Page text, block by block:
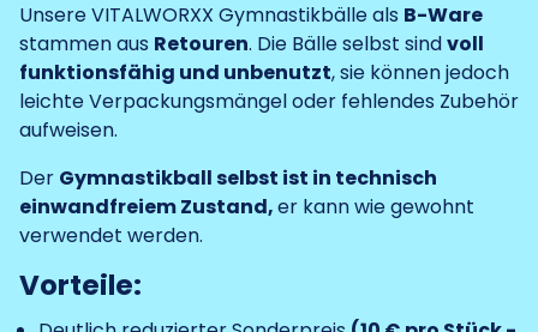
Unsere VITALWORXX Gymnastikbälle als B-Ware
stammen aus Retouren. Die Bälle selbst sindvoll
funktionsfähig und unbenutzt, sie können jedoch
leichte Verpackungsmängel oder fehlendes Zubehör
aufweisen.
Der Gymnastikball selbst ist in technisch
einwandfreiem Zustand,er kann wie gewohnt
verwendet werden.
Vorteile: